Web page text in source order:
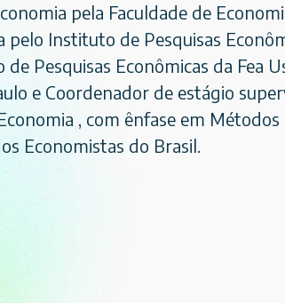
pela Faculdade de
pelo Instituto de Pesquisas
Pesquisas Econômicas da Fea
e Coordenador de estágio
, com ênfase em
Economistas do Brasil.